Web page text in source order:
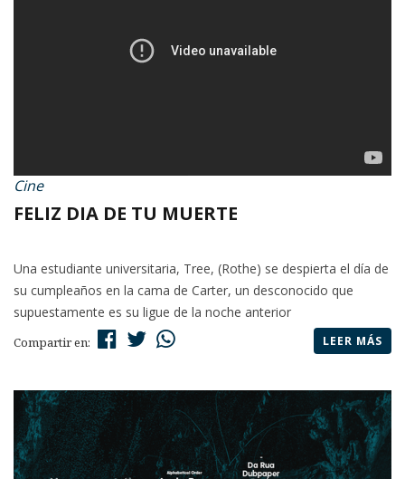
Cine
FELIZ DIA DE TU MUERTE
Una estudiante universitaria, Tree, (Rothe) se despierta el día de
su cumpleaños en la cama de Carter, un desconocido que
supuestamente es su ligue de la noche anterior
Compartir en: LEER MÁS